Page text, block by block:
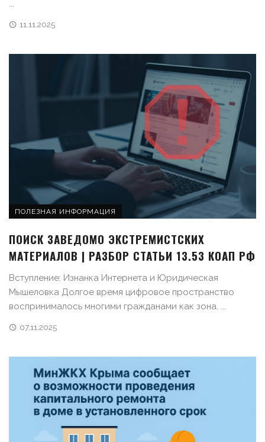
...
11.11.2025
ПОЛЕЗНАЯ ИНФОРМАЦИЯ
ПОИСК ЗАВЕДОМО ЭКСТРЕМИСТСКИХ
МАТЕРИАЛОВ | РАЗБОР СТАТЬИ 13.53 КОАП РФ
Вступление: Изнанка Интернета и Юридическая
Мышеловка Долгое время цифровое пространство
воспринималось многими гражданами как зона, ...
07.11.2025